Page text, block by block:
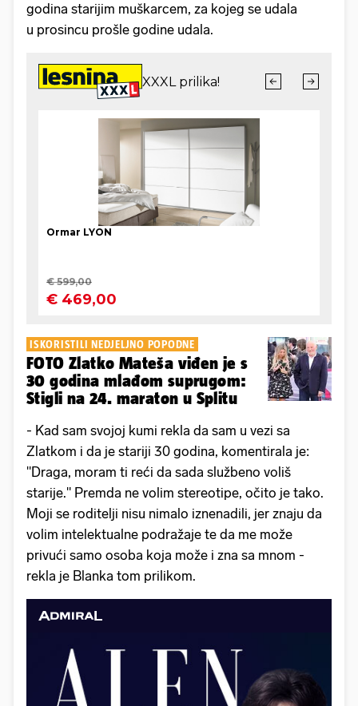
godina starijim muškarcem, za kojeg se udala
u prosincu prošle godine udala.
ISKORISTILI NEDJELJNO POPODNE
FOTO Zlatko Mateša viđen je s
30 godina mlađom suprugom:
Stigli na 24. maraton u Splitu
- Kad sam svojoj kumi rekla da sam u vezi sa
Zlatkom i da je stariji 30 godina, komentirala je:
"Draga, moram ti reći da sada službeno voliš
starije." Premda ne volim stereotipe, očito je tako.
Moji se roditelji nisu nimalo iznenadili, jer znaju da
volim intelektualne podražaje te da me može
privući samo osoba koja može i zna sa mnom -
rekla je Blanka tom prilikom.